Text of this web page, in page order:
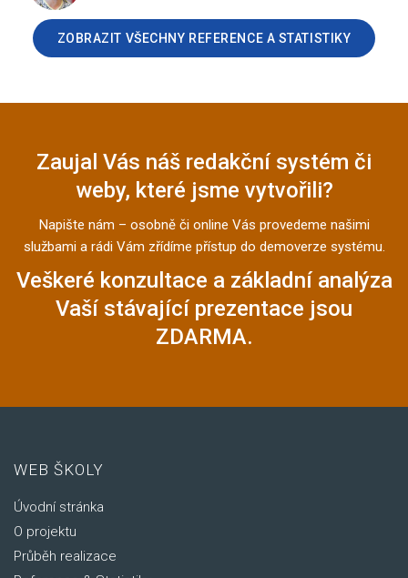
ZOBRAZIT VŠECHNY REFERENCE A STATISTIKY
Zaujal Vás náš redakční systém či
weby, které jsme vytvořili?
Napište nám – osobně či online Vás provedeme našimi
službami a rádi Vám zřídíme přístup do demoverze systému.
Veškeré konzultace a základní analýza
Vaší stávající prezentace jsou
ZDARMA.
WEB ŠKOLY
Úvodní stránka
O projektu
Průběh realizace